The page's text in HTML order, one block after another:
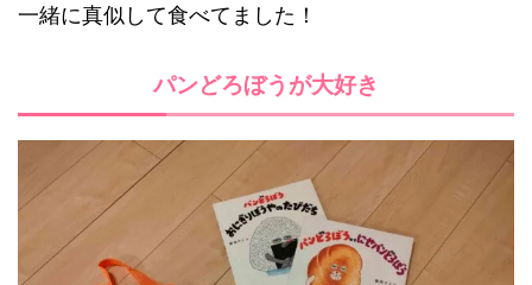
一緒に真似して食べてました！
パンどろぼうが大好き